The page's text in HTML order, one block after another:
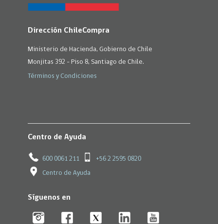
Dirección ChileCompra
Ministerio de Hacienda, Gobierno de Chile
Monjitas 392 - Piso 8, Santiago de Chile.
Términos y Condiciones
Centro de Ayuda
600 0061 211 +56 2 2595 0820
Centro de Ayuda
Síguenos en